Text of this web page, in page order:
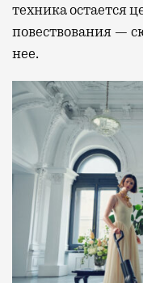
техника остается
повествования —
нее.